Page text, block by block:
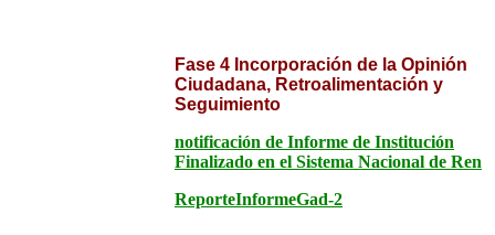
Fase 4 Incorporación de la Opinión
Ciudadana, Retroalimentación y
Seguimiento
notificación de Informe de Institución
Finalizado en el Sistema Nacional de Ren
ReporteInformeGad-2